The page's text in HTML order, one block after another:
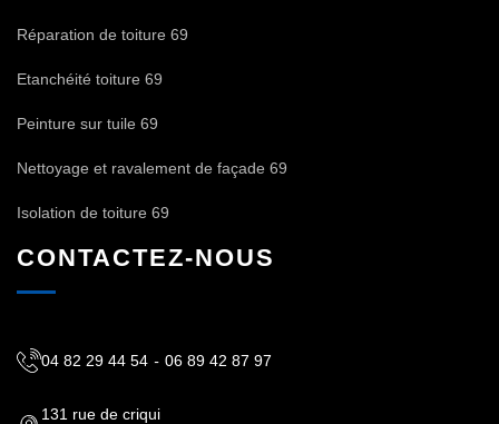
Réparation de toiture 69
Etanchéité toiture 69
Peinture sur tuile 69
Nettoyage et ravalement de façade 69
Isolation de toiture 69
CONTACTEZ-NOUS
04 82 29 44 54 - 06 89 42 87 97
131 rue de criqui